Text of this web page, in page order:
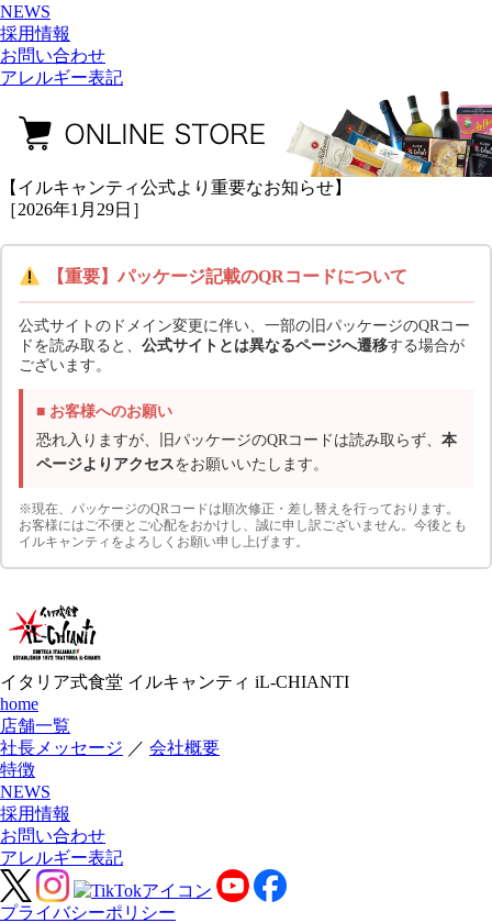
NEWS
採用情報
お問い合わせ
アレルギー表記
【イルキャンティ公式より重要なお知らせ】
［2026年1月29日］
【重要】パッケージ記載のQRコードについて
公式サイトのドメイン変更に伴い、一部の旧パッケージのQRコー
ドを読み取ると、 公式サイトとは異なるページへ遷移する場合が
ございます。
■ お客様へのお願い
恐れ入りますが、旧パッケージのQRコードは読み取らず、 本
ページよりアクセスをお願いいたします。
※現在、パッケージのQRコードは順次修正・差し替えを行っております。
お客様にはご不便とご心配をおかけし、誠に申し訳ございません。今後とも
イルキャンティをよろしくお願い申し上げます。
イタリア式食堂 イルキャンティ iL-CHIANTI
home
店舗一覧
社長メッセージ ／ 会社概要
特徴
NEWS
採用情報
お問い合わせ
アレルギー表記
プライバシーポリシー